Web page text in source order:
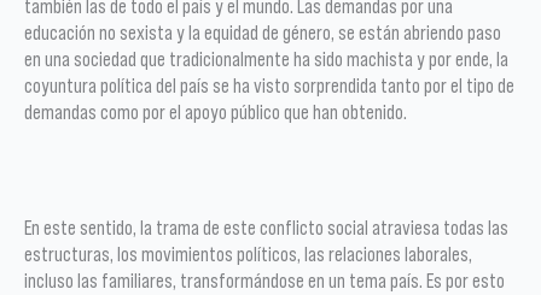
también las de todo el país y el mundo. Las demandas por una
educación no sexista y la equidad de género, se están abriendo paso
en una sociedad que tradicionalmente ha sido machista y por ende, la
coyuntura política del país se ha visto sorprendida tanto por el tipo de
demandas como por el apoyo público que han obtenido.
En este sentido, la trama de este conflicto social atraviesa todas las
estructuras, los movimientos políticos, las relaciones laborales,
incluso las familiares, transformándose en un tema país. Es por esto